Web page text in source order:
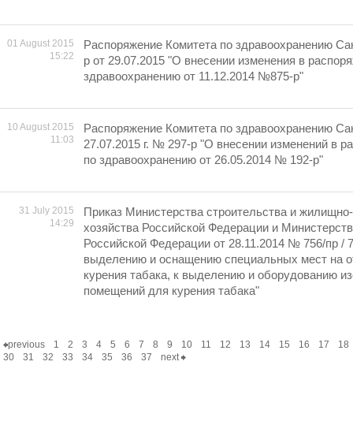
01 August 2015
15:22
Распоряжение Комитета по здравоохранению
р от 29.07.2015 "О внесении изменения в
здравоохранению от 11.12.2014 №875-р"
10 August 2015
11:03
Распоряжение Комитета по здравоохранению
27.07.2015 г. № 297-р "О внесении изменений в
по здравоохранению от 26.05.2014 № 192-р"
31 July 2015
14:29
Приказ Министерства строительства и
хозяйства Российской Федерации и
Российской Федерации от 28.11.2014 № 756/пр /
выделению и оснащению специальных мест на
курения табака, к выделению и оборудованию
помещений для курения табака"
previous 1 2 3 4 5 6 7 8 9 10 11 12 13 14 15 16 17
18
30
31 32 33 34 35 36 37 next